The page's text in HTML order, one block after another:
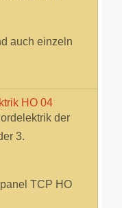
auch einzeln
HO 04
der
3.
TCP HO